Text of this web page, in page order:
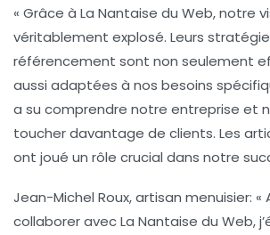
« Grâce à La Nantaise du Web, notre
véritablement explosé. Leurs
référencement sont non seulement
aussi adaptées à nos besoins
a su comprendre notre entreprise et
toucher davantage de clients. Les
ont joué un rôle crucial dans notre
Jean-Michel Roux, artisan menuisier: «
collaborer avec La Nantaise du Web,